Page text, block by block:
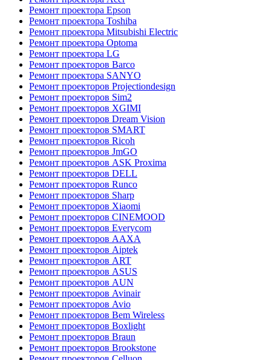
Ремонт проектора Epson
Ремонт проектора Toshiba
Ремонт проектора Mitsubishi Electric
Ремонт проектора Optoma
Ремонт проектора LG
Ремонт проекторов Barco
Ремонт проектора SANYO
Ремонт проекторов Projectiondesign
Ремонт проекторов Sim2
Ремонт проекторов XGIMI
Ремонт проекторов Dream Vision
Ремонт проекторов SMART
Ремонт проекторов Ricoh
Ремонт проекторов JmGO
Ремонт проекторов ASK Proxima
Ремонт проекторов DELL
Ремонт проекторов Runco
Ремонт проекторов Sharp
Ремонт проекторов Xiaomi
Ремонт проекторов CINEMOOD
Ремонт проекторов Everycom
Ремонт проекторов AAXA
Ремонт проекторов Aiptek
Ремонт проекторов ART
Ремонт проекторов ASUS
Ремонт проекторов AUN
Ремонт проекторов Avinair
Ремонт проекторов Avio
Ремонт проекторов Bem Wireless
Ремонт проекторов Boxlight
Ремонт проекторов Braun
Ремонт проекторов Brookstone